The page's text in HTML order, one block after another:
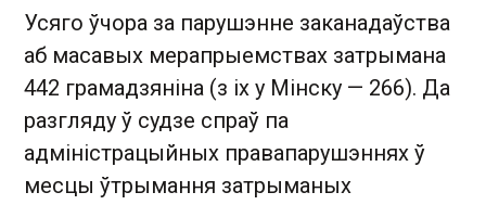
Усяго ўчора за парушэнне заканадаўства
аб масавых мерапрыемствах затрымана
442 грамадзяніна (з іх у Мінску — 266). Да
разгляду ў судзе спраў па
адміністрацыйных правапарушэннях ў
месцы ўтрымання затрыманых